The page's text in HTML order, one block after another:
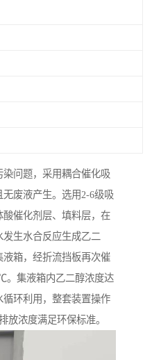
问题，采用耦合催化吸
废液产生。选用2-6级吸
催化剂层、填料层，在
生水合反应生成乙二
箱，经折流挡板再次催
。集液箱内乙二醇浓度达
环利用，整套装置操作
放浓度满足环保标准。